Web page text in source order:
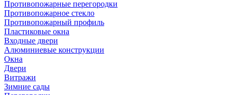
Противопожарные перегородки
Противопожарное стекло
Противопожарный профиль
Пластиковые окна
Входные двери
Алюминиевые конструкции
Окна
Двери
Витражи
Зимние сады